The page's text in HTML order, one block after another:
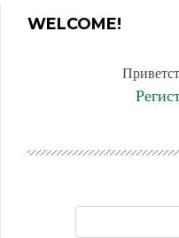
WELCOME!